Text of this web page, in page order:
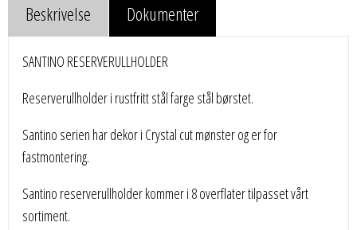
Beskrivelse Dokumenter
SANTINO RESERVERULLHOLDER
Reserverullholder i rustfritt stål farge stål børstet.
Santino serien har dekor i Crystal cut mønster og er for
fastmontering.
Santino reserverullholder kommer i 8 overflater tilpasset vårt
sortiment.